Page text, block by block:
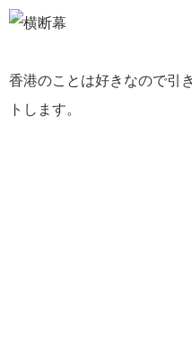
香港のことは好きなので引
トします。